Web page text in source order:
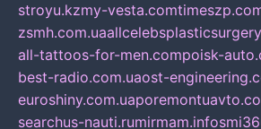
stroyu.kzmy-vesta.com
zsmh.com.ua
all-tattoos-for-men.compoisk-
best-radio.com.uaost-
euroshiny.com.ua
searchus-nauti.rumirmam.info